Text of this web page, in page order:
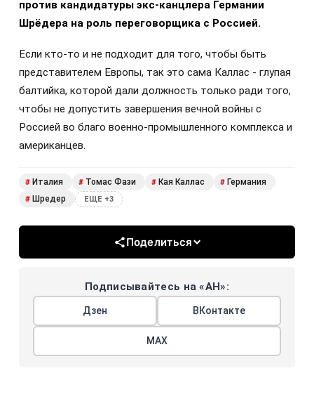
против кандидатуры экс-канцлера Германии
Шрёдера на роль переговорщика с Россией.
Если кто-то и не подходит для того, чтобы быть
представителем Европы, так это сама Каллас - глупая
балтийка, которой дали должность только ради того,
чтобы не допустить завершения вечной войны с
Россией во благо военно-промышленного комплекса и
американцев.
# Италия # Томас Фази # Кая Каллас # Германия
# Шредер ЕЩЕ +3
Поделиться
Подписывайтесь на «АН»:
Дзен ВКонтакте
МАХ